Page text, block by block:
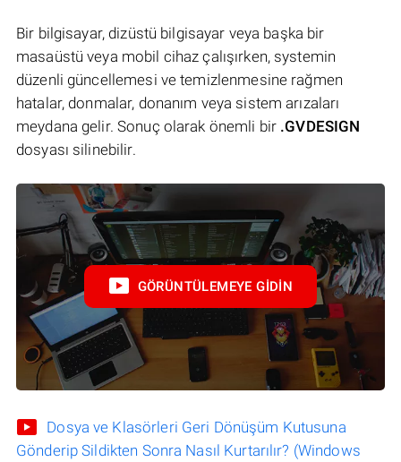
Bir bilgisayar, dizüstü bilgisayar veya başka bir
masaüstü veya mobil cihaz çalışırken, systemin
düzenli güncellemesi ve temizlenmesine rağmen
hatalar, donmalar, donanım veya sistem arızaları
meydana gelir. Sonuç olarak önemli bir .GVDESIGN
dosyası silinebilir.
GÖRÜNTÜLEMEYE GIDIN
Dosya ve Klasörleri Geri Dönüşüm Kutusuna
Gönderip Sildikten Sonra Nasıl Kurtarılır? (Windows